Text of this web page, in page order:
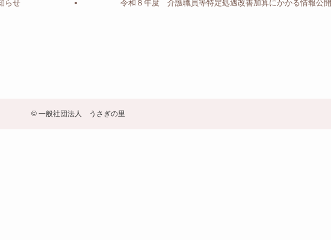
らせ 令和８年度 介護職員等特定処遇改善加算にかかる情報公開
© 一般社団法人 うさぎの里